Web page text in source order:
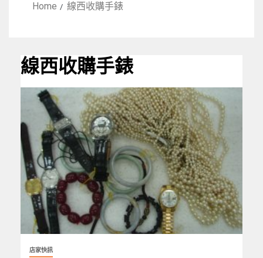
Home 線西收購手錶
線西收購手錶
店家快訊